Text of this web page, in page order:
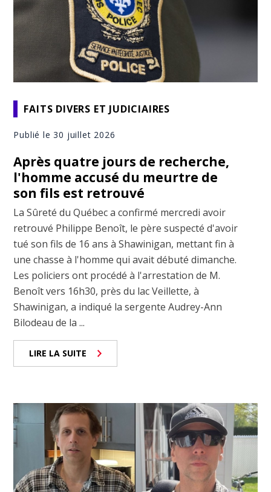
FAITS DIVERS ET JUDICIAIRES
Publié le 30 juillet 2026
Après quatre jours de recherche,
l'homme accusé du meurtre de
son fils est retrouvé
La Sûreté du Québec a confirmé mercredi avoir
retrouvé Philippe Benoît, le père suspecté d'avoir
tué son fils de 16 ans à Shawinigan, mettant fin à
une chasse à l'homme qui avait débuté dimanche.
Les policiers ont procédé à l'arrestation de M.
Benoît vers 16h30, près du lac Veillette, à
Shawinigan, a indiqué la sergente Audrey-Ann
Bilodeau de la ...
LIRE LA SUITE